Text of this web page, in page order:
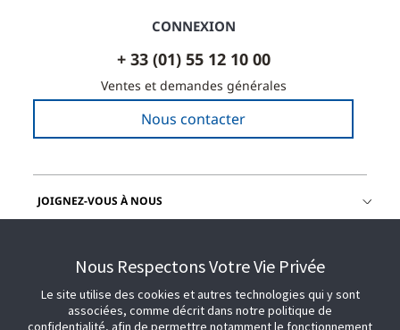
CONNEXION
+ 33 (01) 55 12 10 00
Ventes et demandes générales
Nous contacter
JOIGNEZ-VOUS À NOUS
Nous Respectons Votre Vie Privée
Le site utilise des cookies et autres technologies qui y sont
associées, comme décrit dans notre politique de
confidentialité, afin de permettre notamment le fonctionnement